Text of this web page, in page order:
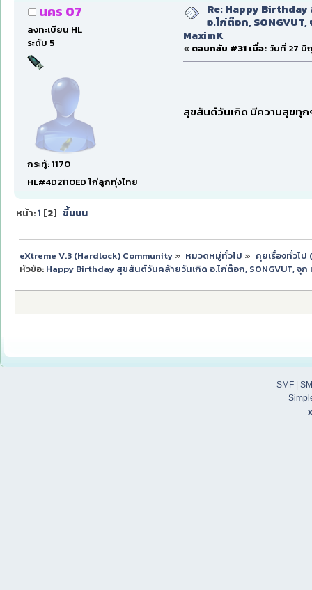
นคร 07
ลงทะเบียน HL
ระดับ 5
กระทู้: 1170
HL#4D2110ED ไก่ลูกทุ่งไทย
Re: Happy
อ.ไก่ต๊อก,
MaximK
« ตอบกลับ #31 เมื่อ: วันที่ 27 มิ
สุขสันต์วันเกิด มีความสุขทุ
หน้า:1 [2] ขึ้นบน
eXtreme V.3 (Hardlock) Community» หมวดหมู่ทั่วไป » คุยเรื่องทั่วไป
หัวข้อ: Happy Birthday สุขสันต์วันคล้ายวันเกิด อ.ไก่ต๊อก, SONGVUT, จุ
SMF|